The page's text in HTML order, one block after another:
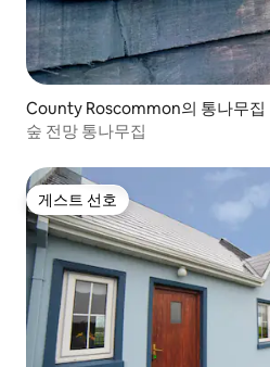
County Roscommon의 통나무집
숲 전망 통나무집
게스트 선호
게스트 선호